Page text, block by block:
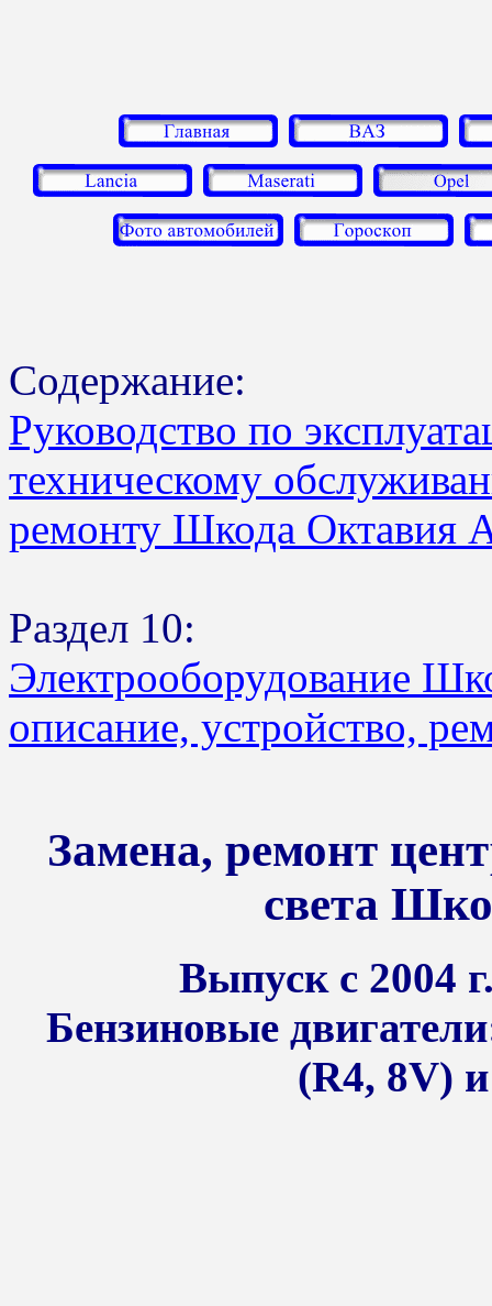
Содержание:
Руководство по
техническому
ремонту Шкода Октавия
Раздел 10:
Электрооборудование
описание, устройство,
Замена, ремонт
света
Выпуск с 2004
Бензиновые
(R4, 8V)